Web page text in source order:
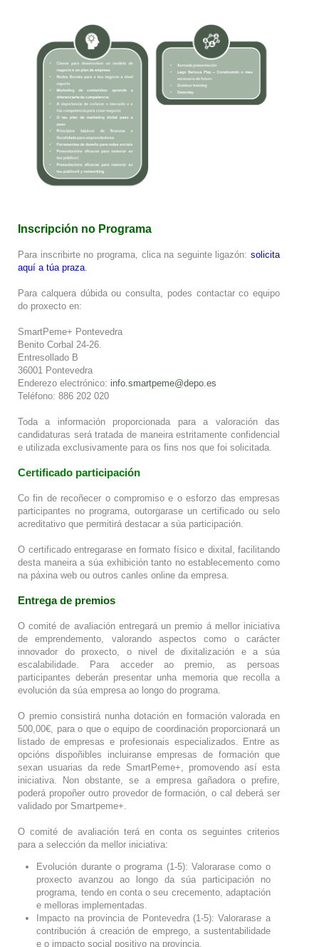
Inscripción no Programa
Para inscribirte no programa, clica na seguinte ligazón: solicita
aquí a túa praza
Para calquera dúbida ou consulta, podes contactar co equipo
do proxecto en:
SmartPeme+ Pontevedra
Benito Corbal 24-26.
Entresollado B
36001 Pontevedra
Enderezo electrónico: info.smartpeme@depo.es
Teléfono: 886 202 020
Toda a información proporcionada para a valoración das
candidaturas será tratada de maneira estritamente confidencial
e utilizada exclusivamente para os fins nos que foi solicitada.
Certificado participación
Co fin de recoñecer o compromiso e o esforzo das empresas
participantes no programa, outorgarase un certificado ou selo
acreditativo que permitirá destacar a súa participación.
O certificado entregarase en formato físico e dixital, facilitando
desta maneira a súa exhibición tanto no establecemento como
na páxina web ou outros canles online da empresa.
Entrega de premios
O comité de avaliación entregará un premio á mellor iniciativa
de emprendemento, valorando aspectos como o carácter
innovador do proxecto, o nivel de dixitalización e a súa
escalabilidade. Para acceder ao premio, as persoas
participantes deberán presentar unha memoria que recolla a
evolución da súa empresa ao longo do programa.
O premio consistirá nunha dotación en formación valorada en
500,00€, para o que o equipo de coordinación proporcionará un
listado de empresas e profesionais especializados. Entre as
opcións dispoñibles incluiranse empresas de formación que
sexan usuarias da rede SmartPeme+, promovendo así esta
iniciativa. Non obstante, se a empresa gañadora o prefire,
poderá propoñer outro provedor de formación, o cal deberá ser
validado por Smartpeme+.
O comité de avaliación terá en conta os seguintes criterios
para a selección da mellor iniciativa:
Evolución durante o programa (1-5): Valorarase como o
proxecto avanzou ao longo da súa participación no
programa, tendo en conta o seu crecemento, adaptación
e melloras implementadas.
Impacto na provincia de Pontevedra (1-5): Valorarase a
contribución á creación de emprego, a sustentabilidade
e o impacto social positivo na provincia.